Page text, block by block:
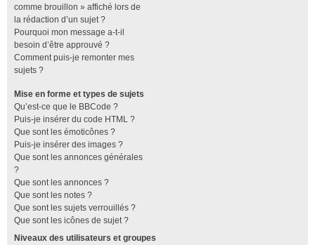
comme brouillon » affiché lors de
la rédaction d’un sujet ?
Pourquoi mon message a-t-il
besoin d’être approuvé ?
Comment puis-je remonter mes
sujets ?
Mise en forme et types de sujets
Qu’est-ce que le BBCode ?
Puis-je insérer du code HTML ?
Que sont les émoticônes ?
Puis-je insérer des images ?
Que sont les annonces générales
?
Que sont les annonces ?
Que sont les notes ?
Que sont les sujets verrouillés ?
Que sont les icônes de sujet ?
Niveaux des utilisateurs et groupes